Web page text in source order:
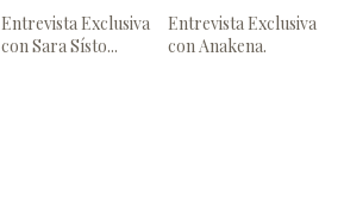
Entrevista Exclusiva
con Sara Sísto...
Entrevista Exclusiva
con Anakena.